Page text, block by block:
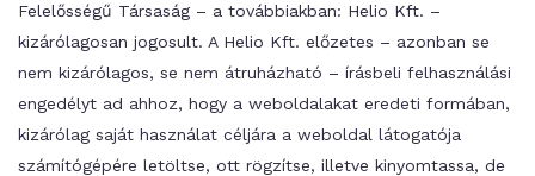
Felelősségű Társaság – a továbbiakban: Helio Kft. –
kizárólagosan jogosult. A Helio Kft. előzetes – azonban se
nem kizárólagos, se nem átruházható – írásbeli felhasználási
engedélyt ad ahhoz, hogy a weboldalakat eredeti formában,
kizárólag saját használat céljára a weboldal látogatója
számítógépére letöltse, ott rögzítse, illetve kinyomtassa, de